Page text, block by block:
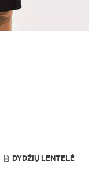
DYDŽIŲ LENTELĖ